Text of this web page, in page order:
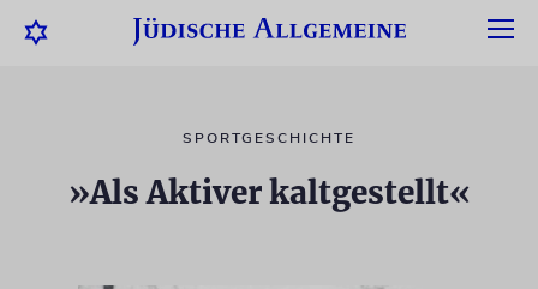
SPORTGESCHICHTE
»Als Aktiver kaltgestellt«